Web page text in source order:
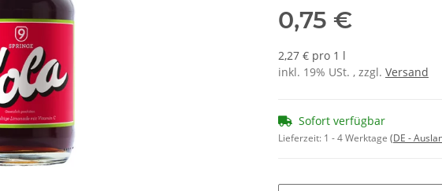
0,75 €
2,27 € pro 1 l
inkl. 19% USt. , zzgl. Versand
Sofort verfügbar
Lieferzeit: 1 - 4 Werktage (DE -